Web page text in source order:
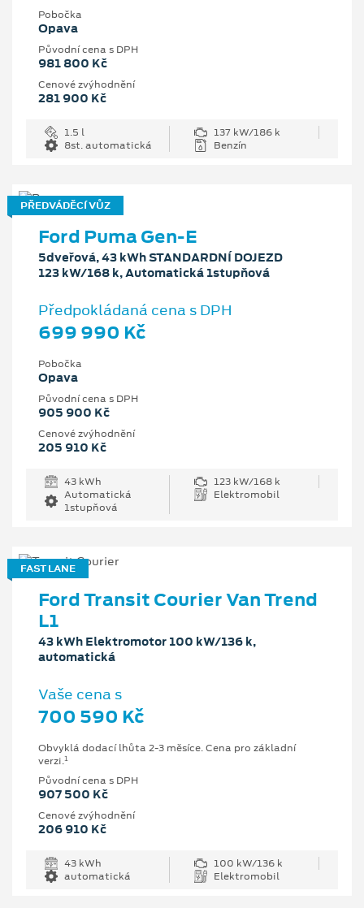
Pobočka
Opava
Původní cena s DPH
981 800 Kč
Cenové zvýhodnění
281 900 Kč
1.5 l
137 kW/186 k
8st. automatická
Benzín
PŘEDVÁDĚCÍ VŮZ
Ford Puma Gen-E
5dveřová, 43 kWh STANDARDNÍ DOJEZD
123 kW/168 k, Automatická 1stupňová
Předpokládaná cena s DPH
699 990 Kč
Pobočka
Opava
Původní cena s DPH
905 900 Kč
Cenové zvýhodnění
205 910 Kč
43 kWh
123 kW/168 k
Automatická
1stupňová
Elektromobil
FAST LANE
Ford Transit Courier Van Trend
L1
43 kWh Elektromotor 100 kW/136 k,
automatická
Vaše cena s
700 590 Kč
Obvyklá dodací lhůta 2-3 měsíce. Cena pro základní
verzi.1
Původní cena s DPH
907 500 Kč
Cenové zvýhodnění
206 910 Kč
43 kWh
100 kW/136 k
automatická
Elektromobil